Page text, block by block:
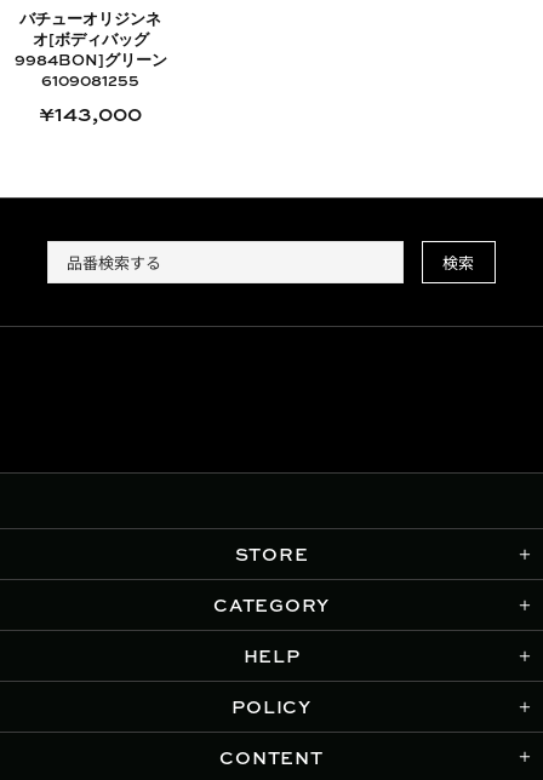
バチューオリジンネ
オ[ボディバッグ
9984BON]グリーン
6109081255
¥143,000
検索
STORE
CATEGORY
HELP
POLICY
CONTENT